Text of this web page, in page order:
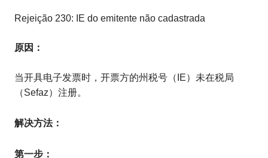
Rejeição 230: IE do emitente não cadastrada
原因：
当开具电子发票时，开票方的州税号（IE）未在税局
（Sefaz）注册。
解决方法：
第一步：